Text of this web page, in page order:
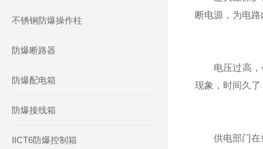
不锈钢防爆操作柱
防爆断路器
防爆配电箱
防爆接线箱
IICT6防爆控制箱
断电源，为电
电压过高，会
现象，时间久
供电部门在维